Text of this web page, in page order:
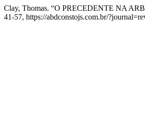
Clay, Thomas. “O PRECEDENTE NA
41-57, https://abdconstojs.com.br/